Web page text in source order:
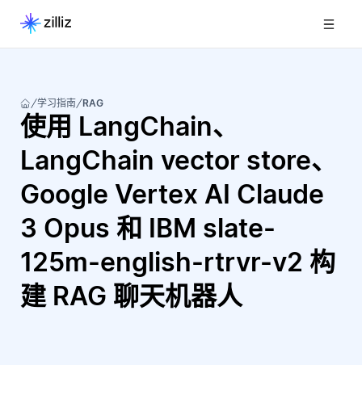
学习指南 RAG
使用 LangChain、
LangChain vector store、
Google Vertex AI Claude
3 Opus 和 IBM slate-
125m-english-rtrvr-v2 构
建 RAG 聊天机器人